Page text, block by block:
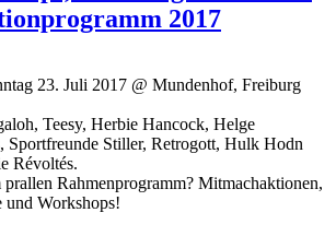
2017
23. Juli 2017 @ Mundenhof, Freiburg
Teesy, Herbie Hancock, Helge
Sportfreunde Stiller, Retrogott, Hulk Hodn
Révoltés.
Rahmenprogramm? Mitmachaktionen,
Workshops!